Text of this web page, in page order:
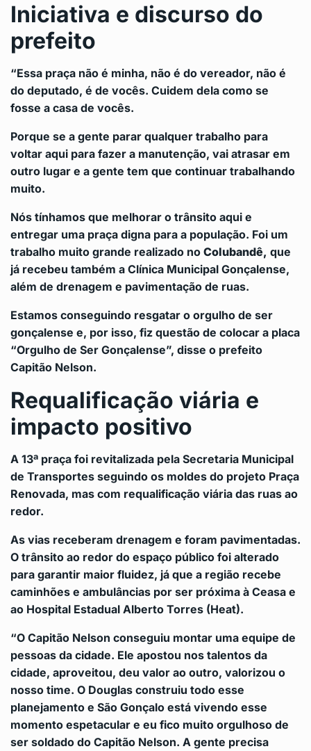
Iniciativa e discurso do
prefeito
“Essa praça não é minha, não é do vereador, não é
do deputado, é de vocês. Cuidem dela como se
fosse a casa de vocês.
Porque se a gente parar qualquer trabalho para
voltar aqui para fazer a manutenção, vai atrasar em
outro lugar e a gente tem que continuar trabalhando
muito.
Nós tínhamos que melhorar o trânsito aqui e
entregar uma praça digna para a população. Foi um
trabalho muito grande realizado no Colubandê, que
já recebeu também a Clínica Municipal Gonçalense,
além de drenagem e pavimentação de ruas.
Estamos conseguindo resgatar o orgulho de ser
gonçalense e, por isso, fiz questão de colocar a placa
“Orgulho de Ser Gonçalense”, disse o prefeito
Capitão Nelson.
Requalificação viária e
impacto positivo
A 13ª praça foi revitalizada pela Secretaria Municipal
de Transportes seguindo os moldes do projeto Praça
Renovada, mas com requalificação viária das ruas ao
redor.
As vias receberam drenagem e foram pavimentadas.
O trânsito ao redor do espaço público foi alterado
para garantir maior fluidez, já que a região recebe
caminhões e ambulâncias por ser próxima à Ceasa e
ao Hospital Estadual Alberto Torres (Heat).
“O Capitão Nelson conseguiu montar uma equipe de
pessoas da cidade. Ele apostou nos talentos da
cidade, aproveitou, deu valor ao outro, valorizou o
nosso time. O Douglas construiu todo esse
planejamento e São Gonçalo está vivendo esse
momento espetacular e eu fico muito orgulhoso de
ser soldado do Capitão Nelson. A gente precisa